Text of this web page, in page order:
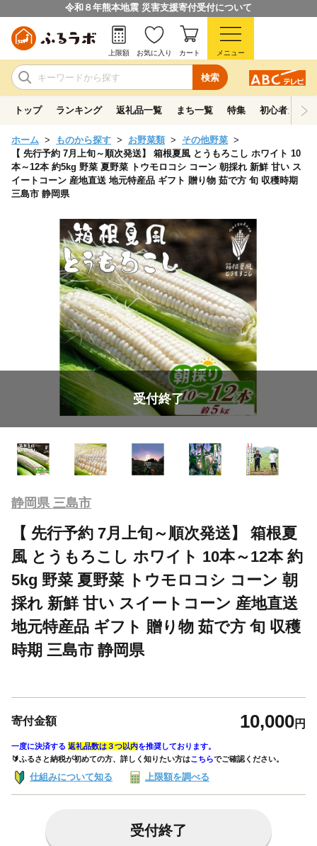
令和８年熊本地震 災害支援寄付受付について
検索
上限額 お気に入り カート メニュー
トップ ランキング 返礼品一覧 まち一覧 特集 初心者ガイド
ホーム ものから探す お野菜類
その他野菜
【 先行予約 7月上旬～順次発送】 箱根夏風 とうもろこし ホワイト 10
本～12本 約5kg 野菜 夏野菜 トウモロコシ コーン 朝採れ 新鮮 甘い ス
イートコーン 産地直送 地元特産品 ギフト 贈り物 茹で方 旬 収穫時期
三島市 静岡県
受付終了
静岡県 三島市
【 先行予約 7月上旬～順次発送】 箱根夏
風 とうもろこし ホワイト 10本～12本 約
5kg 野菜 夏野菜 トウモロコシ コーン 朝
採れ 新鮮 甘い スイートコーン 産地直送
地元特産品 ギフト 贈り物 茹で方 旬 収穫
時期 三島市 静岡県
寄付金額 10,000円
一度に決済する 返礼品数は３つ以内を推奨しております。
🔰ふるさと納税が初めての方、詳しく知りたい方はこちらでご確認ください。
仕組みについて知る 上限額を調べる
受付終了